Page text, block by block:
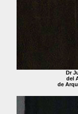
Dr
del
de